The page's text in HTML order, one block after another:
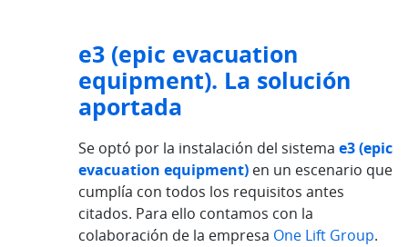
e3 (epic evacuation
equipment). La solución
aportada
Se optó por la instalación del sistema e3 (epic
evacuation equipment) en un escenario que
cumplía con todos los requisitos antes
citados. Para ello contamos con la
colaboración de la empresa One Lift Group.